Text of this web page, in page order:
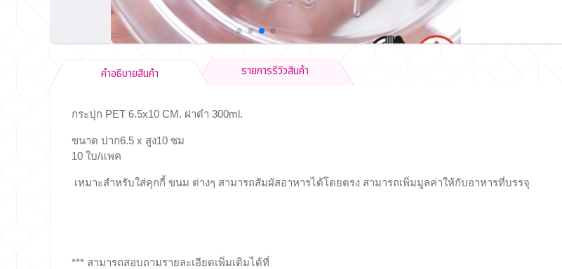
คำอธิบายสินค้า รายการรีวิวสินค้า
กระปุก PET 6.5x10 CM. ฝาดำ 300ml.
ขนาด ปาก6.5 x สูง10 ซม
10 ใบ/แพค
เหมาะสำหรับใส่คุกกี้ ขนม ต่างๆ สามารถสัมผัสอาหารได้โดยตรง สามารถเพิ่มมูลค่าให้กับอาหารที่บรรจุ
*** สามารถสอบถามรายละเอียดเพิ่มเติมได้ที่